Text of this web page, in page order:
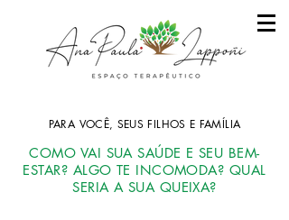
PARA VOCÊ, SEUS FILHOS E FAMÍLIA
COMO VAI SUA SAÚDE E SEU BEM-
ESTAR? ALGO TE INCOMODA? QUAL
SERIA A SUA QUEIXA?